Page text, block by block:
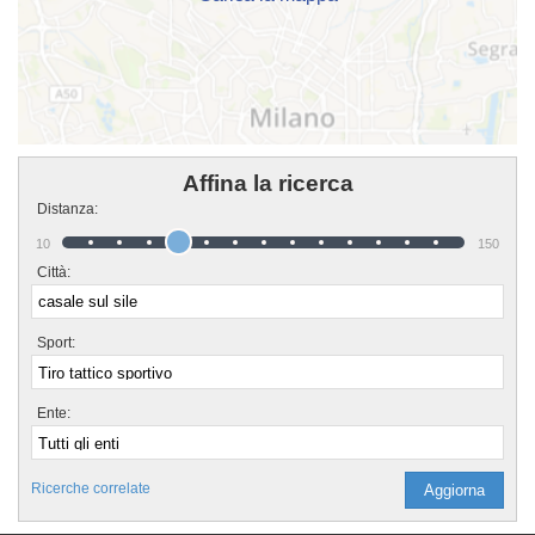
Affina la ricerca
Distanza:
10 150
Città:
Sport:
Ente:
Ricerche correlate